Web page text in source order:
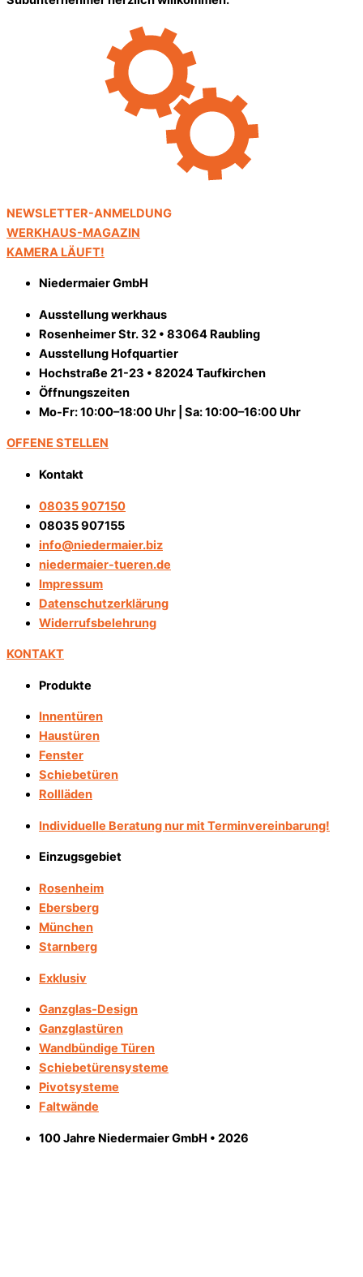
NEWSLETTER-ANMELDUNG
WERKHAUS-MAGAZIN
KAMERA LÄUFT!
Niedermaier GmbH
Ausstellung werkhaus
Rosenheimer Str. 32 • 83064 Raubling
Ausstellung Hofquartier
Hochstraße 21-23 • 82024 Taufkirchen
Öffnungszeiten
Mo-Fr: 10:00–18:00 Uhr | Sa: 10:00–16:00 Uhr
OFFENE STELLEN
Kontakt
08035 907150
08035 907155
info@niedermaier.biz
niedermaier-tueren.de
Impressum
Datenschutzerklärung
Widerrufsbelehrung
KONTAKT
Produkte
Innentüren
Haustüren
Fenster
Schiebetüren
Rollläden
Individuelle Beratung nur mit Terminvereinbarung!
Einzugsgebiet
Rosenheim
Ebersberg
München
Starnberg
Exklusiv
Ganzglas-Design
Ganzglastüren
Wandbündige Türen
Schiebetürensysteme
Pivotsysteme
Faltwände
100 Jahre Niedermaier GmbH • 2026